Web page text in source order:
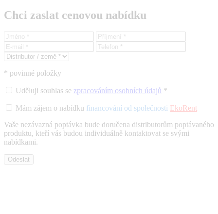
Chci zaslat cenovou nabídku
* povinné položky
Uděluji souhlas se zpracováním osobních údajů *
Mám zájem o nabídku financování od společnosti EkoRent
Vaše nezávazná poptávka bude doručena distributorům poptávaného
produktu, kteří vás budou individuálně kontaktovat se svými
nabídkami.